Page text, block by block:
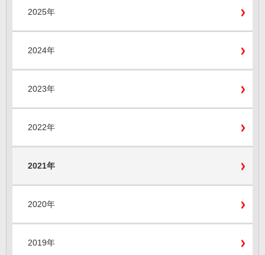
2025年
2024年
2023年
2022年
2021年
2020年
2019年